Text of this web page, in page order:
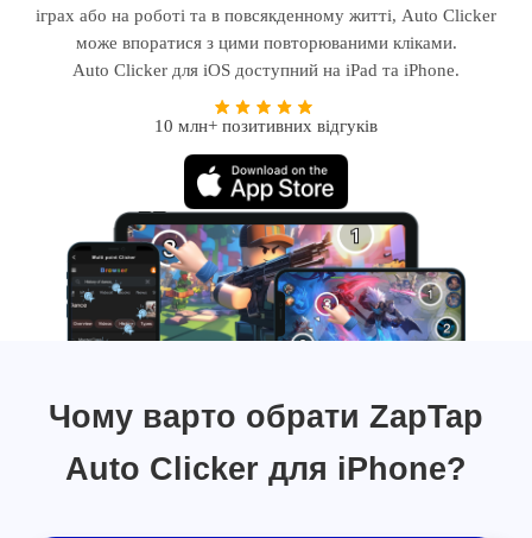
іграх або на роботі та в повсякденному житті, Auto Clicker
може впоратися з цими повторюваними кліками.
Auto Clicker для iOS доступний на iPad та iPhone.
10 млн+ позитивних відгуків
Чому варто обрати ZapTap
Auto Clicker для iPhone?